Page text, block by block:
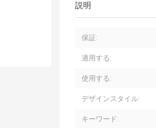
説明
保証:
適用する:
使用する:
デザインスタイル:
キーワード: